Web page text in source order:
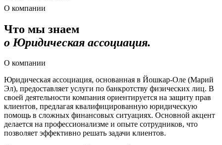
О компании
Что мы знаем
о Юридическая ассоциация.
О компании
Юридическая ассоциация, основанная в Йошкар-Оле (Марий
Эл), предоставляет услуги по банкротству физических лиц. В
своей деятельности компания ориентируется на защиту прав
клиентов, предлагая квалифицированную юридическую
помощь в сложных финансовых ситуациях. Основной акцент
делается на профессионализме и опыте сотрудников, что
позволяет эффективно решать задачи клиентов.